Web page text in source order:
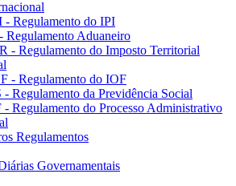
- Regulamento do IPI
Regulamento Aduaneiro
- Regulamento do Imposto Territorial
- Regulamento do IOF
- Regulamento da Previdência Social
- Regulamento do Processo Administrativo
Regulamentos
Governamentais